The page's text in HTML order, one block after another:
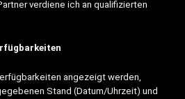
verdiene ich an qualifizierten
angezeigt werden,
Stand (Datum/Uhrzeit) und